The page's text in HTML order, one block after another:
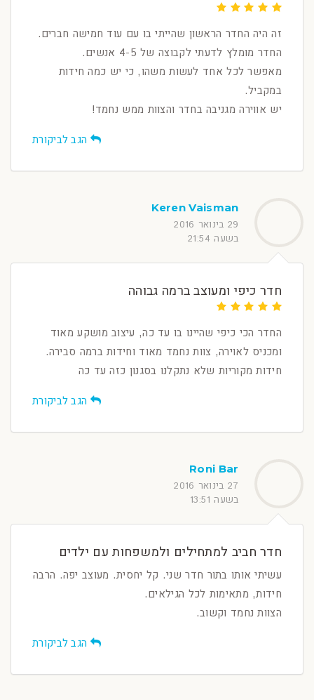
זה היה החדר הראשון שהייתי בו עם עוד חמישה חברים.
החדר מומלץ לדעתי לקבוצה של 4-5 אנשים.
מאפשר לכל אחד לעשות משהו, כי יש כמה חידות
במקביל.
יש אווירה מגניבה בחדר והצוות ממש נחמד!
הגב לביקורת
Keren Vaisman
29 בינואר 2016
בשעה 21:54
חדר כיפי ומעוצב ברמה גבוהה
החדר הכי כיפי שהיינו בו עד כה, עיצוב מושקע מאוד
ומכניס לאוירה, צוות נחמד מאוד וחידות ברמה סבירה.
חידות מקוריות שלא נתקלנו בסגנון כזה עד כה
הגב לביקורת
Roni Bar
27 בינואר 2016
בשעה 13:51
חדר חביב למתחילים ולמשפחות עם ילדים
עשיתי אותו בתור חדר שני. קל יחסית. מעוצב יפה. הרבה
חידות, מתאימות לכל הגילאים.
הצוות נחמד וקשוב.
הגב לביקורת